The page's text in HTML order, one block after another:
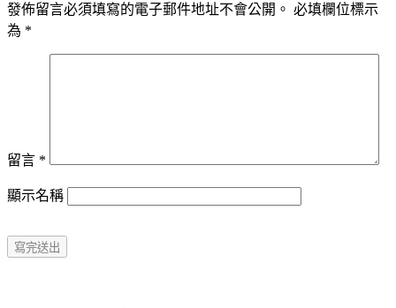
發佈留言必須填寫的電子郵件地址不會公開。 必填欄位標示
為 *
留言 *
顯示名稱